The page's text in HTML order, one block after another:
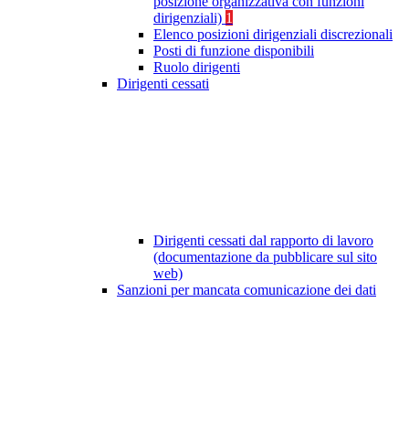
dirigenziali) 1
Elenco posizioni dirigenziali discrezionali
Posti di funzione disponibili
Ruolo dirigenti
Dirigenti cessati
Dirigenti cessati dal rapporto di lavoro
(documentazione da pubblicare sul sito
web)
Sanzioni per mancata comunicazione dei dati